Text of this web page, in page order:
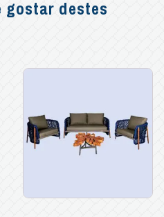
gostar destes